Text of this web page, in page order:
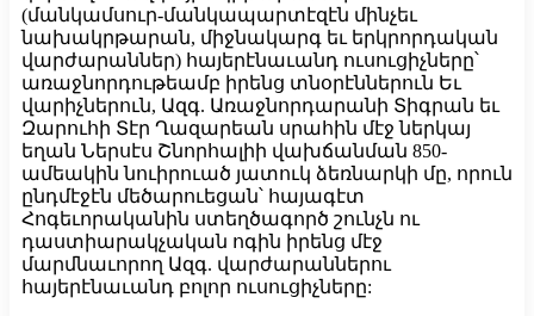
(մանկամսուր-մանկապարտէզէն մինչեւ
նախակրթարան, միջնակարգ եւ երկրորդական
վարժարաններ) հայերէնաւանդ ուսուցիչները՝
առաջնորդութեամբ իրենց տնօրէններուն Եւ
վարիչներուն, Ազգ. Առաջնորդարանի Տիգրան եւ
Զարուհի Տէր Ղազարեան սրահին մէջ ներկայ
եղան Ներսէս Շնորհալիի վախճանման 850-
ամեակին նուիրուած յատուկ ձեռնարկի մը, որուն
ընդմէջէն մեծարուեցան՝ հայագէտ
Հոգեւորականին ստեղծագործ շունչն ու
դաստիարակչական ոգին իրենց մէջ
մարմնաւորող Ազգ. վարժարաններու
հայերէնաւանդ բոլոր ուսուցիչները: